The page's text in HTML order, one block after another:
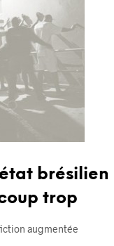
trop
augmentée